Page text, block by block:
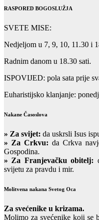
RASPORED BOGOSLUŽJA
SVETE MISE:
Nedjeljom u 7, 9, 10, 11.30 i
Radnim danom u 18.30 sati.
ISPOVIJED: pola sata prije
Euharistijsko klanjanje:
Nakane Časoslova
» Za svijet: da uskrsli Isus
» Za Crkvu: da Crkva
Gospodina.
» Za Franjevačku obitelj:
svijetu za pravdu i mir.
Molitvena nakana Svetog Oca
Za svećenike u krizama.
Molimo za svećenike koji se